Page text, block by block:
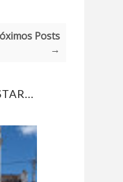
Posts
→